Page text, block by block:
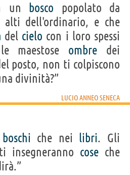
un bosco popolato da
dell'ordinario, e che
del cielo con i loro spessi
maestose ombre dei
posto, non ti colpiscono
divinità?”
LUCIO ANNEO SENECA
boschi che nei libri. Gli
cose che